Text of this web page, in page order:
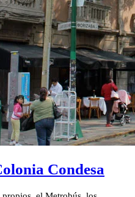
Condesa